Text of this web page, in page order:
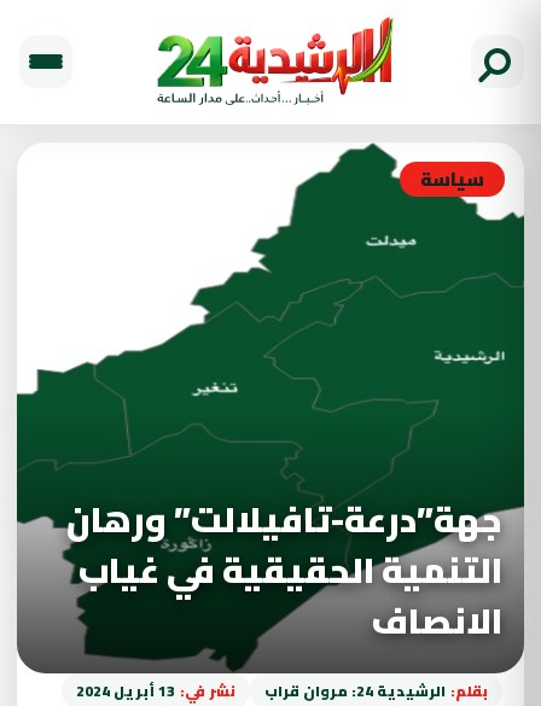
سياسة
جهة”درعة-تافيلالت” ورهان
التنمية الحقيقية في غياب
الانصاف
بقلم: الرشيدية 24: مروان قراب نشر في: 13 أبريل 2024